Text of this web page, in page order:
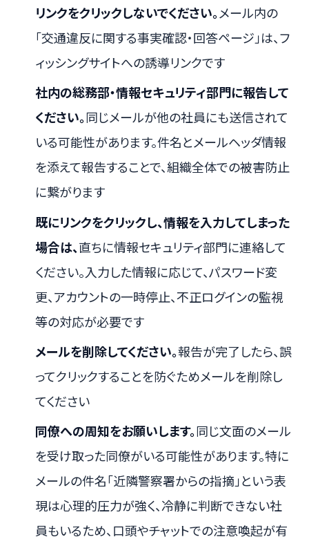
リンクをクリックしないでください。メール内の
「交通違反に関する事実確認・回答ページ」は、フ
ィッシングサイトへの誘導リンクです
社内の総務部・情報セキュリティ部門に報告して
ください。同じメールが他の社員にも送信されて
いる可能性があります。件名とメールヘッダ情報
を添えて報告することで、組織全体での被害防止
に繋がります
既にリンクをクリックし、情報を入力してしまった
場合は、直ちに情報セキュリティ部門に連絡して
ください。入力した情報に応じて、パスワード変
更、アカウントの一時停止、不正ログインの監視
等の対応が必要です
メールを削除してください。報告が完了したら、誤
ってクリックすることを防ぐためメールを削除し
てください
同僚への周知をお願いします。同じ文面のメール
を受け取った同僚がいる可能性があります。特に
メールの件名「近隣警察署からの指摘」という表
現は心理的圧力が強く、冷静に判断できない社
員もいるため、口頭やチャットでの注意喚起が有